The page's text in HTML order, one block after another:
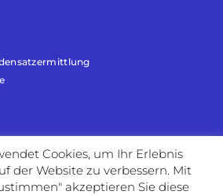
Cookies, um Ihr Erlebnis
der Website zu verbessern. Mit
akzeptieren Sie diese